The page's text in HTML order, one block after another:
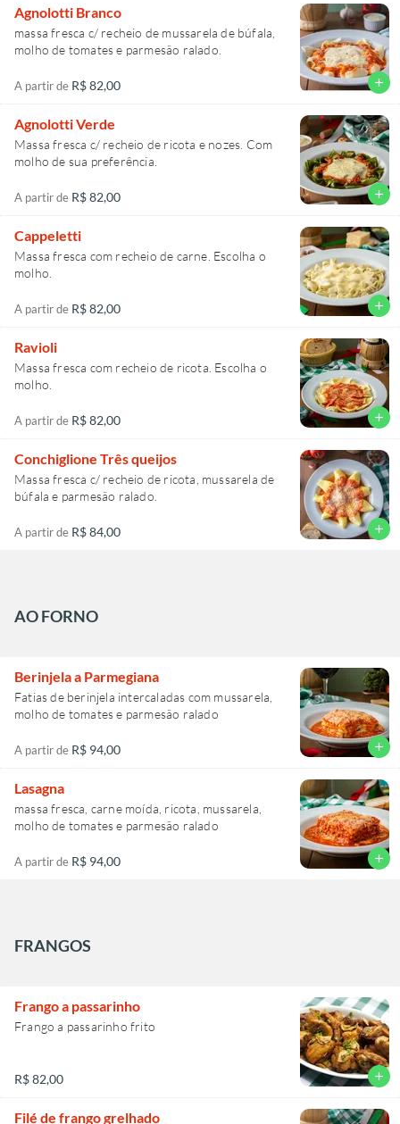
Agnolotti Branco
massa fresca c/ recheio de mussarela de búfala,
molho de tomates e parmesão ralado.
A partir de R$ 82,00 add
Agnolotti Verde
Massa fresca c/ recheio de ricota e nozes. Com
molho de sua preferência.
A partir de R$ 82,00 add
Cappeletti
Massa fresca com recheio de carne. Escolha o
molho.
A partir de R$ 82,00 add
Ravioli
Massa fresca com recheio de ricota. Escolha o
molho.
A partir de R$ 82,00 add
Conchiglione Três queijos
Massa fresca c/ recheio de ricota, mussarela de
búfala e parmesão ralado.
A partir de R$ 84,00 add
AO FORNO
Berinjela a Parmegiana
Fatias de berinjela intercaladas com mussarela,
molho de tomates e parmesão ralado
A partir de R$ 94,00 add
Lasagna
massa fresca, carne moída, ricota, mussarela,
molho de tomates e parmesão ralado
A partir de R$ 94,00 add
FRANGOS
Frango a passarinho
Frango a passarinho frito
R$ 82,00 add
Filé de frango grelhado